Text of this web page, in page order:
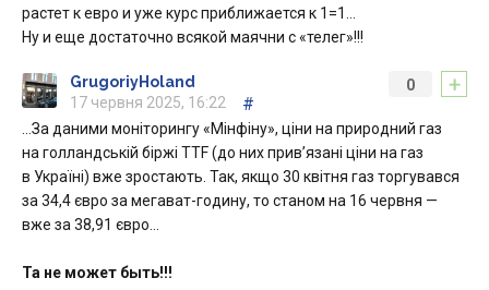
растет к евро и уже курс приближается к 1=1…
Ну и еще достаточно всякой маячни с «телег»!!!
+
0
GrugoriyHoland
17 червня 2025, 16:22
#
…За даними моніторингу «Мінфіну», ціни на природний газ
на голландській біржі TTF (до них прив’язані ціни на газ
в Україні) вже зростають. Так, якщо 30 квітня газ торгувався
за 34,4 євро за мегават-годину, то станом на 16 червня —
вже за 38,91 євро…
Та не может быть!!!